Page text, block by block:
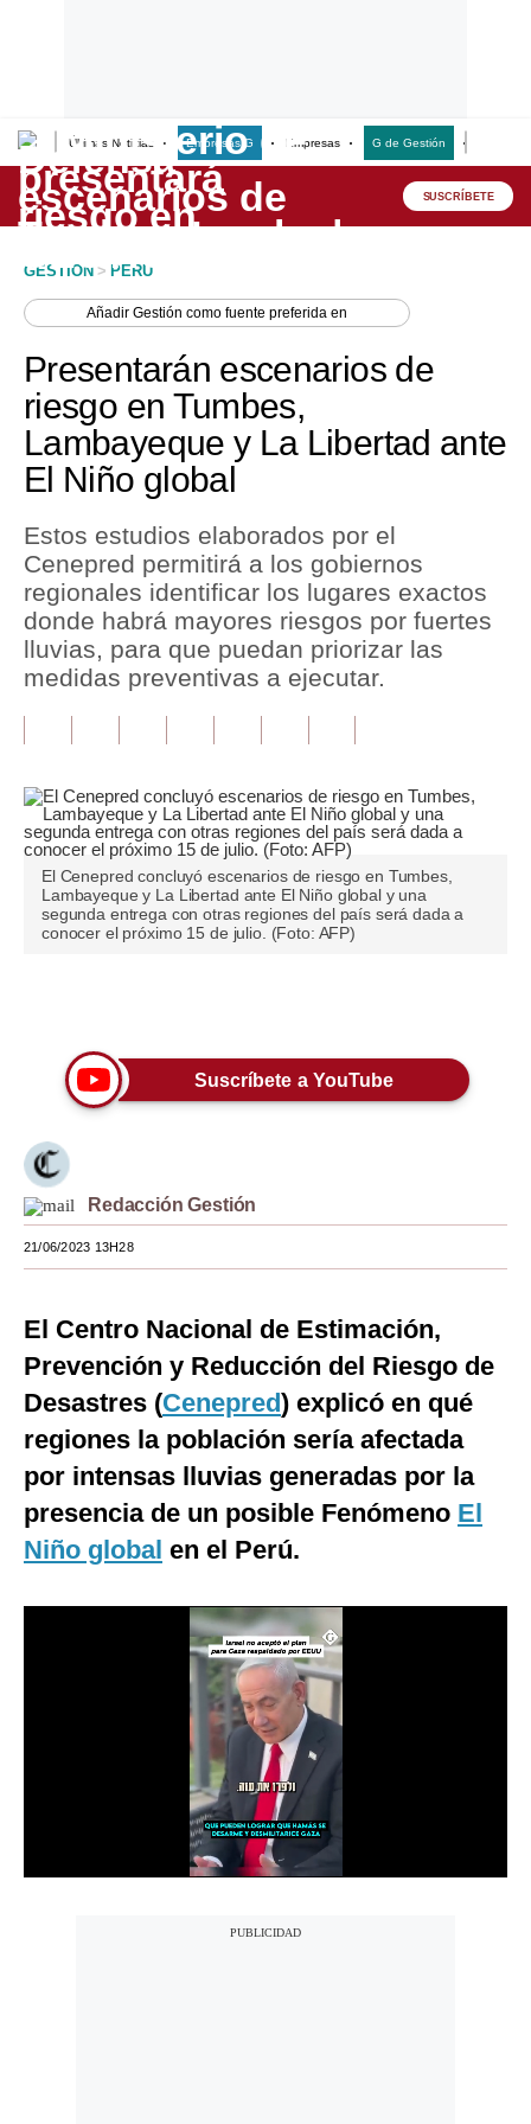
Últimas Noticias Empresas G Empresas G de Gestión
Lo último
Peru Quiosco
Economía
Mercados
Perú
Política
Tu Dinero
Finanzas Personales
Inmobiliarias
Plus G
Editorial
Pregunta de hoy
Blogs
Viajes
Moda
Estilos
Mundo
EEUU
España
Internacional
Tecnología
Club del Suscriptor
Mix
G de Gestión
SUSCRÍBETE
GESTION > PERU
AñadirGestión como fuente preferida en
Presentarán escenarios de
riesgo en Tumbes,
Lambayeque y La Libertad ante
El Niño global
Estos estudios elaborados por el
Cenepred permitirá a los gobiernos
regionales identificar los lugares exactos
donde habrá mayores riesgos por fuertes
lluvias, para que puedan priorizar las
medidas preventivas a ejecutar.
El Cenepred concluyó escenarios de riesgo en Tumbes,
Lambayeque y La Libertad ante El Niño global y una
segunda entrega con otras regiones del país será dada a
conocer el próximo 15 de julio. (Foto: AFP)
Suscríbete a YouTube
Redacción Gestión
21/06/2023 13H28
El Centro Nacional de Estimación,
Prevención y Reducción del Riesgo de
Desastres (Cenepred) explicó en qué
regiones la población sería afectada
por intensas lluvias generadas por la
presencia de un posible Fenómeno El
Niño global en el Perú.